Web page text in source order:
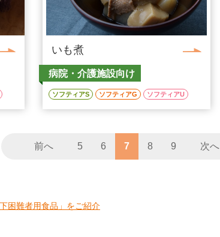
いも煮
病院・介護施設向け
ソフティアS ソフティアG ソフティアU
前へ 5 6 7 8 9 次へ
困難者用食品」をご紹介